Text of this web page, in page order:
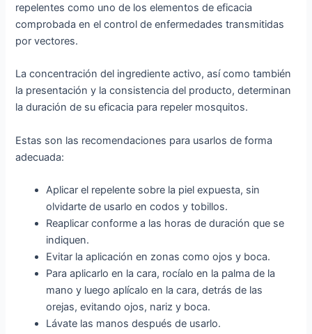
repelentes como uno de los elementos de eficacia
comprobada en el control de enfermedades transmitidas
por vectores.
La concentración del ingrediente activo, así como también
la presentación y la consistencia del producto, determinan
la duración de su eficacia para repeler mosquitos.
Estas son las recomendaciones para usarlos de forma
adecuada:
Aplicar el repelente sobre la piel expuesta, sin
olvidarte de usarlo en codos y tobillos.
Reaplicar conforme a las horas de duración que se
indiquen.
Evitar la aplicación en zonas como ojos y boca.
Para aplicarlo en la cara, rocíalo en la palma de la
mano y luego aplícalo en la cara, detrás de las
orejas, evitando ojos, nariz y boca.
Lávate las manos después de usarlo.